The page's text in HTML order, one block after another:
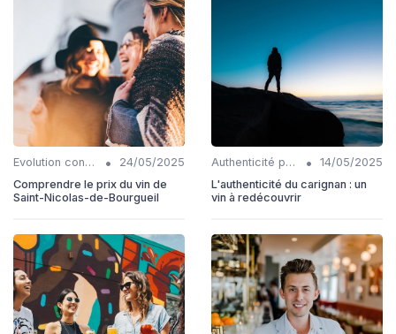
Evolution consommation •
24/05/2025
Comprendre le prix du vin de
Saint-Nicolas-de-Bourgueil
Authenticité produits •
14/05/2025
L'authenticité du carignan : un
vin à redécouvrir